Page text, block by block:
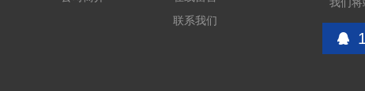
联系我们